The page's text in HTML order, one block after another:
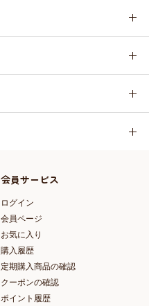
会員サービス
ログイン
会員ページ
お気に入り
購入履歴
定期購入商品の確認
クーポンの確認
ポイント履歴